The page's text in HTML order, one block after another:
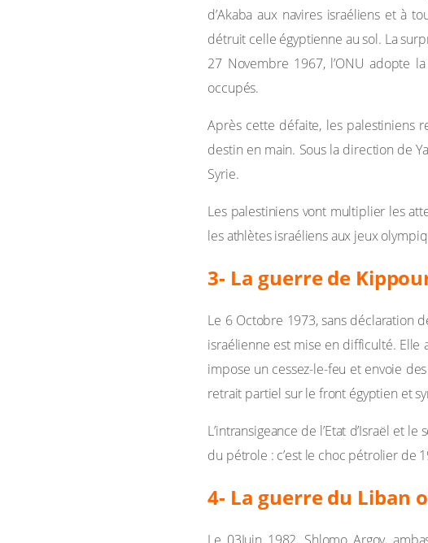
d’Akaba aux navires israéliens et à
détruit celle égyptienne au sol. La
27 Novembre 1967, l’ONU adopte
occupés.
Après cette défaite, les palestiniens
destin en main. Sous la direction de
Syrie.
Les palestiniens vont multiplier les
les athlètes israéliens aux jeux
3- La guerre de
Le 6 Octobre 1973, sans déclaration
israélienne est mise en difficulté. Elle
impose un cessez-le-feu et envoie
retrait partiel sur le front égyptien et
L’intransigeance de l’Etat d’Israël et
du pétrole : c’est le choc pétrolier de
4- La guerre du Liban